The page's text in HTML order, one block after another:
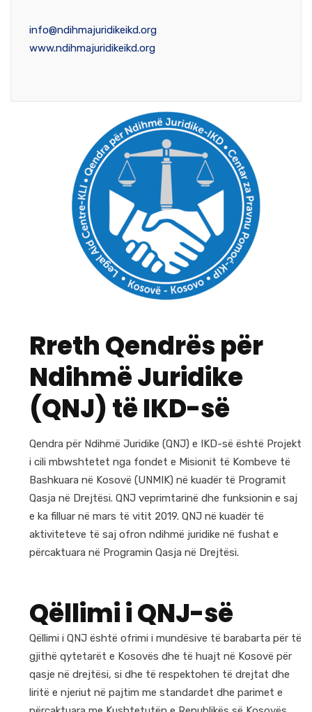
info@ndihmajuridikeikd.org
www.ndihmajuridikeikd.org
Rreth Qendrës për
Ndihmë Juridike
(QNJ) të IKD-së
Qendra për Ndihmë Juridike (QNJ) e IKD-së është Projekt
i cili mbwshtetet nga fondet e Misionit të Kombeve të
Bashkuara në Kosovë (UNMIK) në kuadër të Programit
Qasja në Drejtësi. QNJ veprimtarinë dhe funksionin e saj
e ka filluar në mars të vitit 2019. QNJ në kuadër të
aktiviteteve të saj ofron ndihmë juridike në fushat e
përcaktuara në Programin Qasja në Drejtësi.
Qëllimi i QNJ-së
Qëllimi i QNJ është ofrimi i mundësive të barabarta për të
gjithë qytetarët e Kosovës dhe të huajt në Kosovë për
qasje në drejtësi, si dhe të respektohen të drejtat dhe
liritë e njeriut në pajtim me standardet dhe parimet e